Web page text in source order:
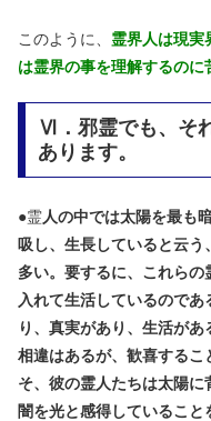
このように、 霊界人は現実
は霊界の事を理解するのに
Ⅵ．邪霊でも、そ
あります。
●霊人の中では太陽を最も
吸し、生長していると云
多い。要するに、これら
入れて生活しているので
り、真実があり、生活が
相違はあるが、歓喜するこ
そ、彼の霊人たちは太陽に
闇を光と感得していること